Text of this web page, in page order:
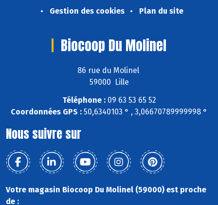
Gestion des cookies
Plan du site
Biocoop Du Molinel
86 rue du Molinel
59000 Lille
Téléphone :09 63 53 65 52
Coordonnées GPS : 50,6340103 ° , 3,06670789999998 °
Nous suivre sur
Votre magasin Biocoop Du Molinel (59000) est proche
de :